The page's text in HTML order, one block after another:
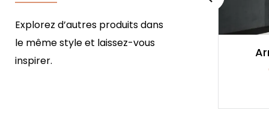
Explorez d’autres produits dans
le même style et laissez-vous
inspirer.
Armoire Jasmin